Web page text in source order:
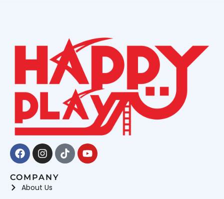
Facebook
Instagram
TiktokYoutube
COMPANY
About Us